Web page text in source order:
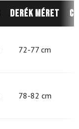
Derék méret
72-77 cm
78-82 cm